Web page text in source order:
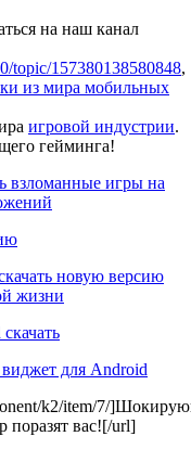
на наш канал
topic/157380138580848,
из мира мобильных
игровой индустрии.
гейминга!
взломанные игры на
новую версию
жизни
для Android
k2/item/7/
поразят вас![/url]